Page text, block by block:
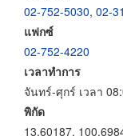
02-752-5030, 02-
แฟกซ์
02-752-4220
เวลาทำการ
จันทร์-ศุกร์ เวลา
พิกัด
13.60187,